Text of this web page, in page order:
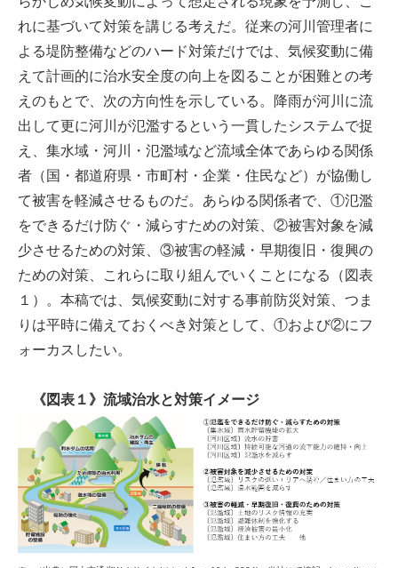
れに基づいて対策を講じる考えだ。従来の河川管理者に
よる堤防整備などのハード対策だけでは、気候変動に備
えて計画的に治水安全度の向上を図ることが困難との考
えのもとで、次の方向性を示している。降雨が河川に流
出して更に河川が氾濫するという一貫したシステムで捉
え、集水域・河川・氾濫域など流域全体であらゆる関係
者（国・都道府県・市町村・企業・住民など）が協働し
て被害を軽減させるものだ。あらゆる関係者で、①氾濫
をできるだけ防ぐ・減らすための対策、②被害対象を減
少させるための対策、③被害の軽減・早期復旧・復興の
ための対策、これらに取り組んでいくことになる（図表
１）。本稿では、気候変動に対する事前防災対策、つま
りは平時に備えておくべき対策として、①および②にフ
ォーカスしたい。
《図表１》流域治水と対策イメージ